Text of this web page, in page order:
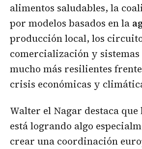
alimentos saludables, la
por modelos basados en la
producción local, los
comercialización y
mucho más resilientes
crisis económicas y
Walter el Nagar destaca
está logrando algo
crear una coordinación